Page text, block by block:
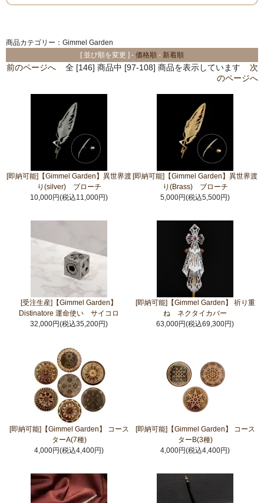
商品カテゴリー：Gimmel Garden
[ 並び順を変更 ] - 価格順 - 新着順
前のページへ 全 [146] 商品中 [97-108] 商品を表示しています 次
のページへ
[即納可能]【Gimmel Garden】異世界渡
り(silver) ブローチ
10,000円(税込11,000円)
[即納可能]【Gimmel Garden】異世界渡
り(Brass) ブローチ
5,000円(税込5,500円)
[受注生産]【Gimmel Garden】
Distinatore 運命使い サイコロ
32,000円(税込35,200円)
[即納可能]【Gimmel Garden】 祈り重
ね ネクタイカバー
63,000円(税込69,300円)
[即納可能]【Gimmel Garden】 コース
ターA(7種)
4,000円(税込4,400円)
[即納可能]【Gimmel Garden】 コース
ターB(3種)
4,000円(税込4,400円)